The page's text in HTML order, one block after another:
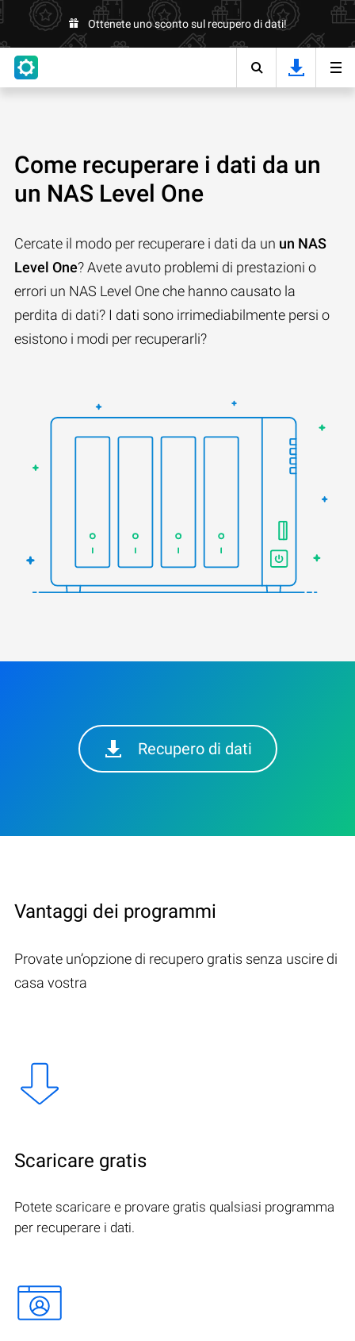
Ottenete uno sconto sul recupero di dati!
Come recuperare i dati da un
un NAS Level One
Cercate il modo per recuperare i dati da un un NAS
Level One? Avete avuto problemi di prestazioni o
errori un NAS Level One che hanno causato la
perdita di dati? I dati sono irrimediabilmente persi o
esistono i modi per recuperarli?
Recupero di dati
Vantaggi dei programmi
Provate un’opzione di recupero gratis senza uscire di
casa vostra
Scaricare gratis
Potete scaricare e provare gratis qualsiasi programma
per recuperare i dati.